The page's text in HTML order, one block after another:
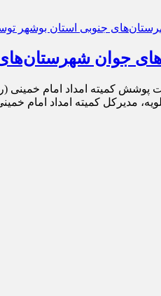
مدیرکل کمیته امداد امام